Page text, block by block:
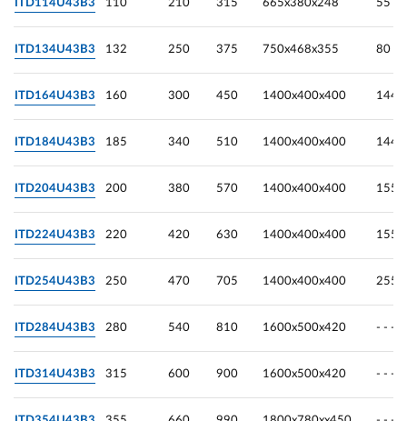
ITD114U43B3 110 210 315 665х380х248 55
ITD134U43B3 132 250 375 750х468х355 80
ITD164U43B3 160 300 450 1400х400х400 144
ITD184U43B3 185 340 510 1400х400х400 144
ITD204U43B3 200 380 570 1400х400х400 155
ITD224U43B3 220 420 630 1400х400х400 155
ITD254U43B3 250 470 705 1400х400х400 255
ITD284U43B3 280 540 810 1600х500х420 - - -
ITD314U43B3 315 600 900 1600х500х420 - - -